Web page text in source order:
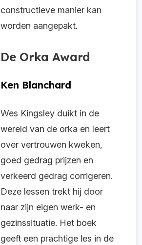
constructieve manier kan
worden aangepakt.
De Orka Award
Ken Blanchard
Wes Kingsley duikt in de
wereld van de orka en leert
over vertrouwen kweken,
goed gedrag prijzen en
verkeerd gedrag corrigeren.
Deze lessen trekt hij door
naar zijn eigen werk- en
gezinssituatie. Het boek
geeft een prachtige les in de